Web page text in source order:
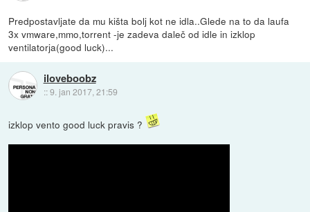
Predpostavljate da mu kišta bolj kot ne idla..Glede na to da laufa
3x vmware,mmo,torrent -je zadeva daleč od idle in izklop
ventilatorja(good luck)...
iloveboobz
::9. jan 2017, 21:59
izklop vento good luck pravis ?